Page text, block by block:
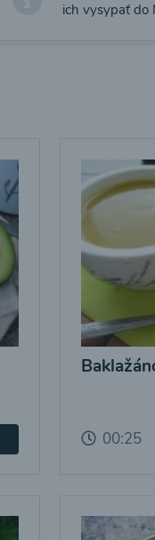
ich vysypať do
00:25